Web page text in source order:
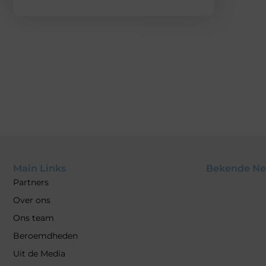
Main Links
Partners
Over ons
Ons team
Beroemdheden
Uit de Media
Bekende